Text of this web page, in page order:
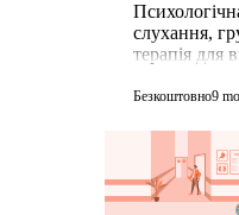
слухання,
терапія для
Безкоштовно9